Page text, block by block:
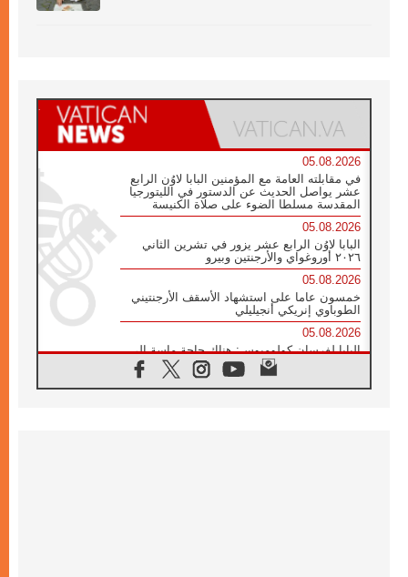
05.08.2026
في مقابلته العامة مع المؤمنين البابا لاوُن الرابع
عشر يواصل الحديث عن الدستور في الليتورجيا
المقدسة مسلطا الضوء على صلاة الكنيسة
05.08.2026
البابا لاوُن الرابع عشر يزور في تشرين الثاني
٢٠٢٦ أوروغواي والأرجنتين وبيرو
05.08.2026
خمسون عاما على استشهاد الأسقف الأرجنتيني
الطوباوي إنريكي أنجيليلي
05.08.2026
البابا لفرسان كولومبوس: هناك حاجة ماسة إلى
أنبياء تناغم يسعون إلى بناء الجسور
04.08.2026